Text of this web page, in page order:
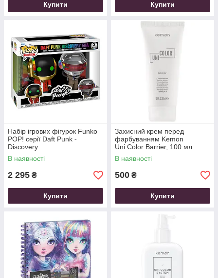
Купити Купити
Набір ігрових фігурок Funko
POP! серії Daft Punk -
Discovery
В наявності
2 295 ₴
Купити
Захисний крем перед
фарбуванням Kemon
Uni.Color Barrier, 100 мл
В наявності
500 ₴
Купити